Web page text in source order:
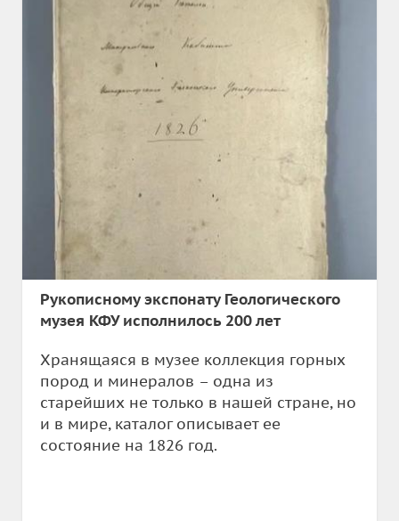
Рукописному экспонату Геологического
музея КФУ исполнилось 200 лет
Хранящаяся в музее коллекция горных
пород и минералов – одна из
старейших не только в нашей стране, но
и в мире, каталог описывает ее
состояние на 1826 год.